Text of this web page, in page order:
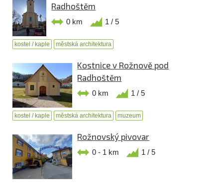
Radhoštěm
0 km 1 / 5
kostel / kaple městská architektura
Kostnice v Rožnově pod
Radhoštěm
0 km 1 / 5
kostel / kaple městská architektura muzeum
Rožnovský pivovar
0 - 1 km 1 / 5